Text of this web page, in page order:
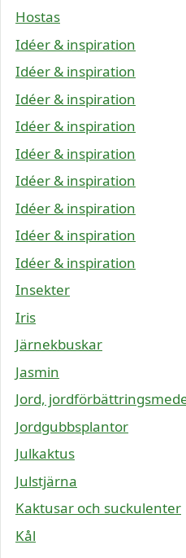
Hostas
Idéer & inspiration
Idéer & inspiration
Idéer & inspiration
Idéer & inspiration
Idéer & inspiration
Idéer & inspiration
Idéer & inspiration
Idéer & inspiration
Idéer & inspiration
Insekter
Iris
Järnekbuskar
Jasmin
Jord,
Jordgubbsplantor
Julkaktus
Julstjärna
Kaktusar och suckulenter
Kål